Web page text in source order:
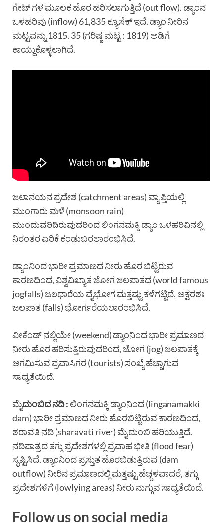
ಗೇಟ್ ಗಳ ಮೂಲಕ ಹೊರ ಹರಿಸಲಾಗುತ್ತಿದೆ (out flow). ಡ್ಯಾಂನ
ಒಳಹರಿವು (inflow) 61,835 ಕ್ಯೂಸೆಕ್ ಇದೆ. ಡ್ಯಾಂ ನೀರಿನ
ಮಟ್ಟವನ್ನು 1815. 35 (ಗರಿಷ್ಠ ಮಟ್ಟ : 1819) ಅಡಿಗೆ
ಕಾಯ್ದುಕೊಳ್ಳಲಾಗಿದೆ.
ಜಲಾನಯನ ಪ್ರದೇಶ (catchment areas) ವ್ಯಾಪ್ತಿಯಲ್ಲಿ
ಮುಂಗಾರು ಮಳೆ (monsoon rain)
ಮುಂದುವರಿದಿರುವುದರಿಂದ ಲಿಂಗನಮಕ್ಕಿ ಡ್ಯಾಂ ಒಳಹರಿವಿನಲ್ಲಿ
ನಿರಂತರ ಏರಿಕೆ ಕಂಡುಬರಲಾರಂಭಿಸಿದೆ.
ಡ್ಯಾಂನಿಂದ ಭಾರೀ ಪ್ರಮಾಣದ ನೀರು ಹೊರ ಬಿಟ್ಟಿರುವ
ಕಾರಣದಿಂದ, ವಿಶ್ವವಿಖ್ಯಾತ ಜೋಗ ಜಲಪಾತದ (world famous
jogfalls) ಜಲಧಾರೆಯ ವೈಭೋಗ ಮತ್ತಷ್ಟು ಕಳೆಗಟ್ಟಿದೆ. ಅಕ್ಷರಶಃ
ಜಲಪಾತ (falls) ಭೋರ್ಗರೆಯಲಾರಂಭಿಸಿದೆ.
ವೀಕೆಂಡ್ ನಲ್ಲಿಯೇ (weekend) ಡ್ಯಾಂನಿಂದ ಭಾರೀ ಪ್ರಮಾಣದ
ನೀರು ಹೊರ ಹರಿಸುತ್ತಿರುವುದರಿಂದ, ಜೋಗ (jog) ಜಲಪಾತಕ್ಕೆ
ಆಗಮಿಸುವ ಪ್ರವಾಸಿಗರ (tourists) ಸಂಖ್ಯೆ ಹೆಚ್ಚಾಗುವ
ಸಾಧ್ಯತೆಯಿದೆ.
ಮೈದುಂಬಿದ ನದಿ : ಲಿಂಗನಮಕ್ಕಿ ಡ್ಯಾಂನಿಂದ (linganamakki
dam) ಭಾರೀ ಪ್ರಮಾಣದ ನೀರು ಹೊರಬಿಟ್ಟಿರುವ ಕಾರಣದಿಂದ,
ಶರಾವತಿ ನದಿ (sharavati river) ಮೈದುಂಬಿ ಹರಿಯುತ್ತಿದೆ.
ನದಿಪಾತ್ರದ ತಗ್ಗು ಪ್ರದೇಶಗಳಲ್ಲಿ ಪ್ರವಾಹ ಭೀತಿ (flood fear)
ಸೃಷ್ಟಿಸಿದೆ. ಡ್ಯಾಂನಿಂದ ಪ್ರಸ್ತುತ ಹೊರಬಿಡುತ್ತಿರುವ (dam
outflow) ನೀರಿನ ಪ್ರಮಾಣದಲ್ಲಿ ಮತ್ತಷ್ಟು ಹೆಚ್ಚಳವಾದರೆ, ತಗ್ಗು
ಪ್ರದೇಶಗಳಿಗೆ (lowlying areas) ನೀರು ನುಗ್ಗುವ ಸಾಧ್ಯತೆಯಿದೆ.
Follow us on social media